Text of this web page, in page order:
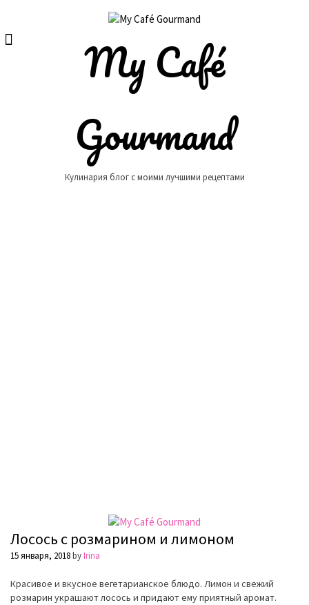
content
My Café
Gourmand
Кулинария блог с моими лучшими рецептами
Лосось с розмарином и лимоном
15 января, 2018byIrina
Красивое и вкусное вегетарианское блюдо. Лимон и свежий
розмарин украшают лосось и придают ему приятный аромат.